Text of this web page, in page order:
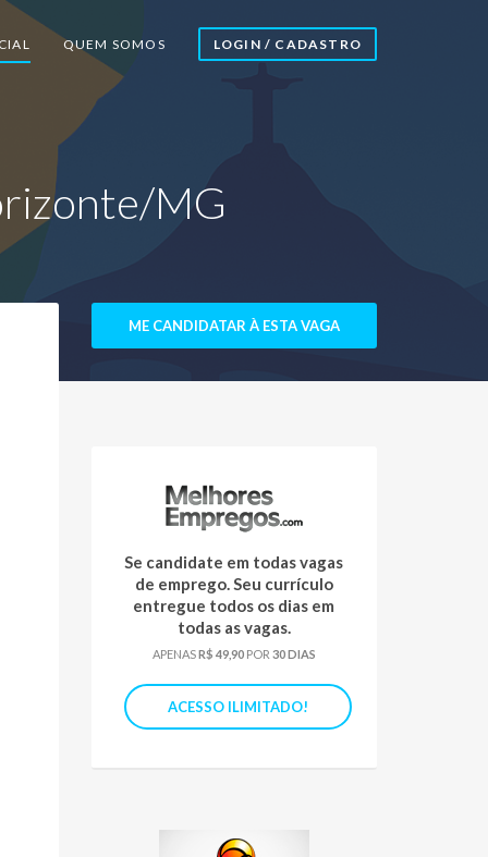
QUEM SOMOS LOGIN / CADASTRO
MG
ME CANDIDATAR À ESTA VAGA
Se candidate em todas vagas
de emprego. Seu currículo
entregue todos os dias em
todas as vagas.
APENASR$ 49,90POR 30 DIAS
ACESSO ILIMITADO!